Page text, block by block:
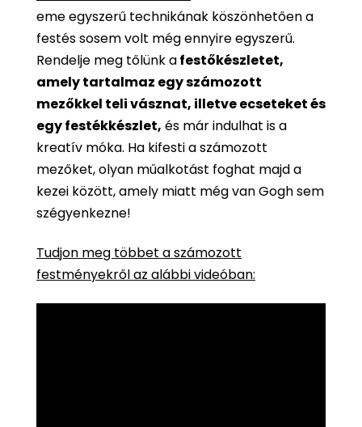
eme egyszerű technikának köszönhetően a
festés sosem volt még ennyire egyszerű.
Rendelje meg tőlünk afestőkészletet,
amely tartalmaz egy számozott
mezőkkel teli vásznat, illetve ecseteket és
egy festékkészlet, és már indulhat is a
kreatív móka. Ha kifesti a számozott
mezőket, olyan műalkotást foghat majd a
kezei között, amely miatt még van Gogh sem
szégyenkezne!
Tudjon meg többet a számozott
festményekről az alábbi videóban: